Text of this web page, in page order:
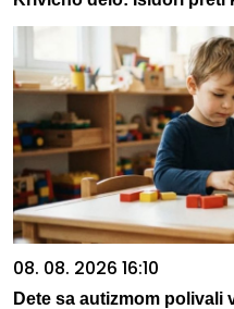
08. 08. 2026 16:10
Dete sa autizmom polivali